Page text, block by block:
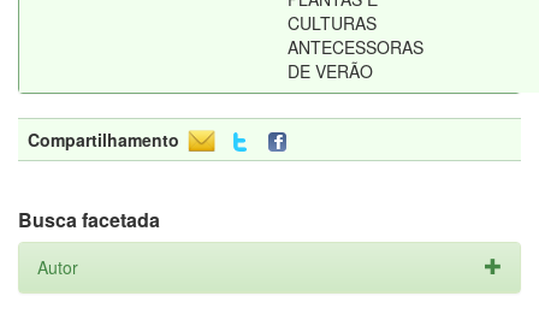
CULTURAS
ANTECESSORAS
DE VERÃO
Compartilhamento
Busca facetada
Autor